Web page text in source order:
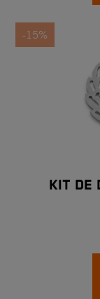
-15%
KIT DE